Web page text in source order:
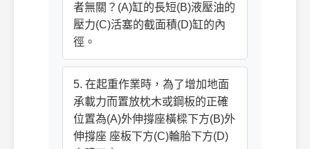
者無關？(A)缸的長短(B)液壓油的
壓力(C)活塞的截面積(D)缸的內
徑。
5. 在起重作業時，為了增加地面
承載力而置放枕木或鋼板的正確
位置為(A)外伸撐座橫樑下方(B)外
伸撐座 座板下方(C)輪胎下方(D)